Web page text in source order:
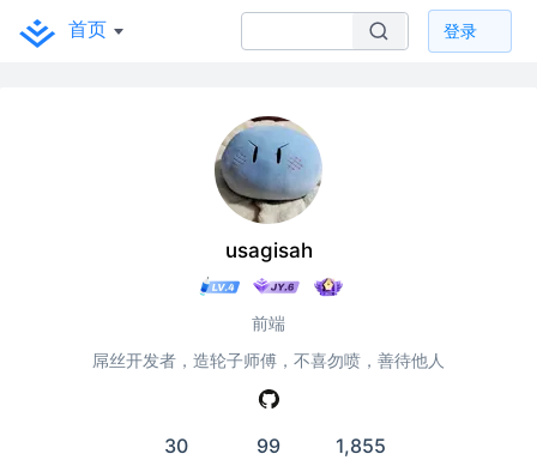
首页 登录
usagisah
前端
屌丝开发者，造轮子师傅，不喜勿喷，善待他人
30 99 1,855